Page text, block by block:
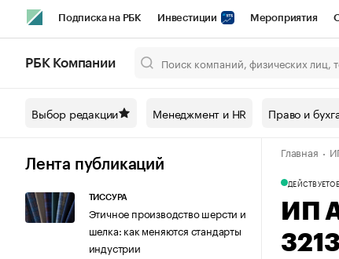
Подписка на РБК Инвестиции Мероприятия
Спецпроекты СПб Конференции СПб Спецпроекты
Технологии и медиа Рынок наличной
РБК Компании
Выбор редакции Менеджмент и HR Право и
Лента публикаций
ТИССУРА
Этичное производство шерсти и
шелка: как меняются стандарты
индустрии
Главная
ДЕЙСТВУЕТ
ИП